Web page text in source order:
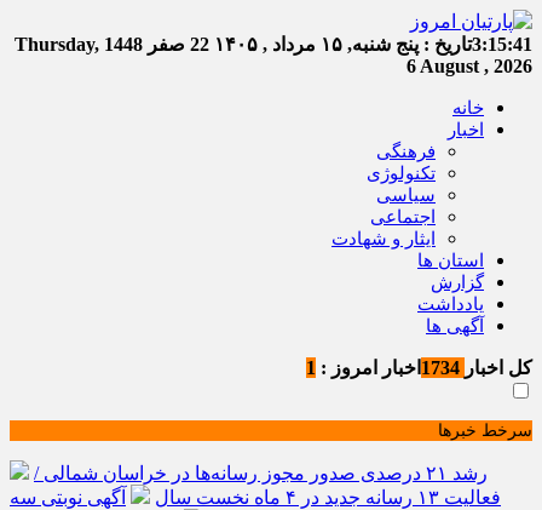
3:15:41تاریخ : پنج شنبه, ۱۵ مرداد , ۱۴۰۵ 22 صفر 1448
Thursday,
6 August , 2026
خانه
اخبار
فرهنگی
تکنولوژی
سیاسی
اجتماعی
ایثار و شهادت
استان ها
گزارش
یادداشت
آگهی ها
کل اخبار اخبار امروز : 1
سرخط خبرها
رشد ۲۱ درصدی صدور مجوز رسانه‌ها در خراسان شمالی /
فعالیت ۱۳ رسانه جدید در ۴ ماه نخست سال
آگهی نوبتی سه